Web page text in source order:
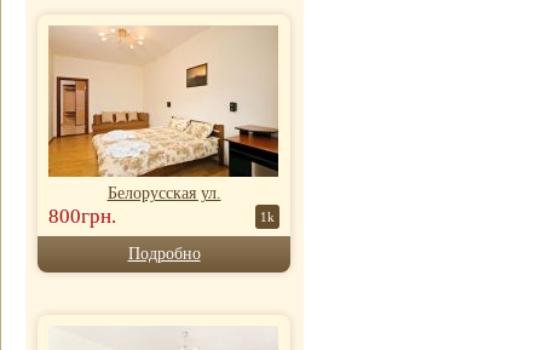
Белорусская ул.
800грн. 1k
Подробно